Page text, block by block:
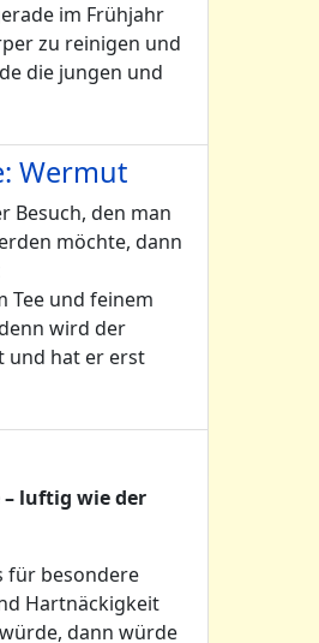
im Frühjahr
zu reinigen und
die jungen und
Wermut
Besuch, den man
möchte, dann
Tee und feinem
wird der
und hat er erst
– luftig wie der
für besondere
Hartnäckigkeit
dann würde